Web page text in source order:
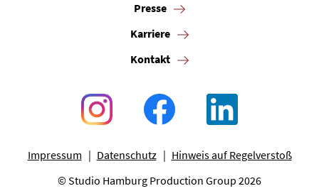
Presse
Karriere
Kontakt
Impressum Datenschutz
Hinweis auf Regelverstoß
© Studio Hamburg Production Group 2026